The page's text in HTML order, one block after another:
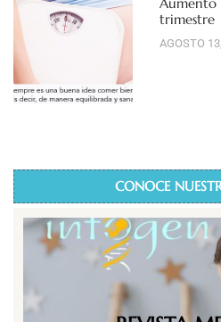
trimestre
AGOSTO
CONOCE